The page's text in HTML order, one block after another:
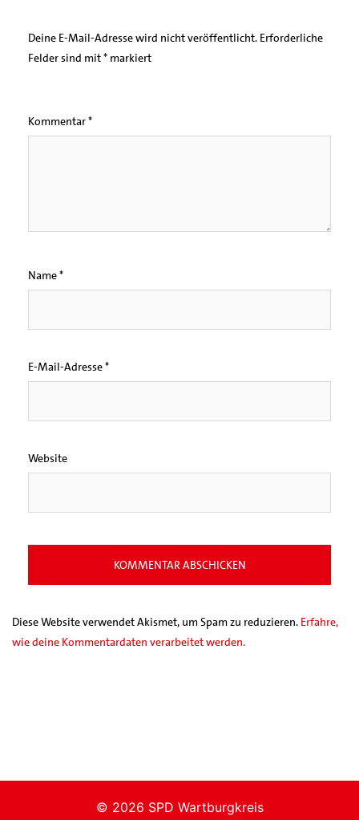
Deine E-Mail-Adresse wird nicht veröffentlicht. Erforderliche
Felder sind mit* markiert
Kommentar*
Name*
E-Mail-Adresse*
Website
Diese Website verwendet Akismet, um Spam zu reduzieren. Erfahre,
wie deine Kommentardaten verarbeitet werden.
© 2026 SPD Wartburgkreis